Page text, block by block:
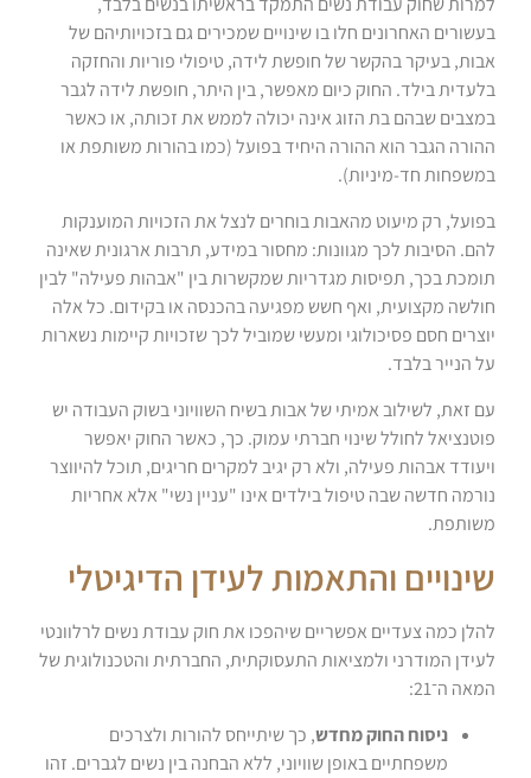
בעשורים האחרונים חלו בו שינויים שמכירים גם בזכויותיהם של
אבות, בעיקר בהקשר של חופשת לידה, טיפולי פוריות והחזקה
בלעדית בילד. החוק כיום מאפשר, בין היתר, חופשת לידה לגבר
במצבים שבהם בת הזוג אינה יכולה לממש את זכותה, או כאשר
ההורה הגבר הוא ההורה היחיד בפועל (כמו בהורות משותפת או
במשפחות חד-מיניות).
בפועל, רק מיעוט מהאבות בוחרים לנצל את הזכויות המוענקות
להם. הסיבות לכך מגוונות: מחסור במידע, תרבות ארגונית שאינה
תומכת בכך, תפיסות מגדריות שמקשרות בין "אבהות פעילה" לבין
חולשה מקצועית, ואף חשש מפגיעה בהכנסה או בקידום. כל אלה
יוצרים חסם פסיכולוגי ומעשי שמוביל לכך שזכויות קיימות נשארות
על הנייר בלבד.
עם זאת, לשילוב אמיתי של אבות בשיח השוויוני בשוק העבודה יש
פוטנציאל לחולל שינוי חברתי עמוק. כך, כאשר החוק יאפשר
ויעודד אבהות פעילה, ולא רק יגיב למקרים חריגים, תוכל להיווצר
נורמה חדשה שבה טיפול בילדים אינו "עניין נשי" אלא אחריות
משותפת.
שינויים והתאמות לעידן הדיגיטלי
להלן כמה צעדיים אפשריים שיהפכו את חוק עבודת נשים לרלוונטי
לעידן המודרני ולמציאות התעסוקתית, החברתית והטכנולוגית של
המאה ה־21:
ניסוח החוק מחדש, כך שיתייחס להורות ולצרכים
משפחתיים באופן שוויוני, ללא הבחנה בין נשים לגברים. זהו